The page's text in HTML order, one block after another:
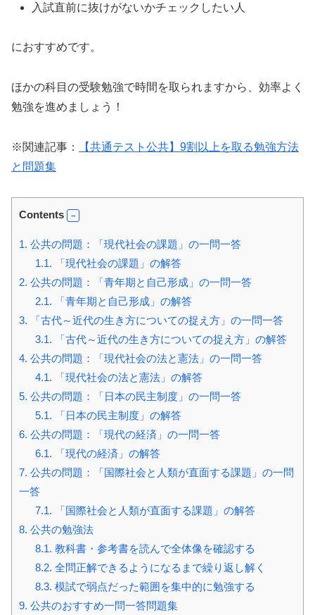
入試直前に抜けがないかチェックしたい人
におすすめです。
ほかの科目の受験勉強で時間を取られますから、効率よく
勉強を進めましょう！
※関連記事：
【共通テスト公共】9割以上を取る勉強方法
と問題集
Contents
1. 公共の問題：「現代社会の課題」の一問一答
1.1. 「現代社会の課題」の解答
2. 公共の問題：「青年期と自己形成」の一問一答
2.1. 「青年期と自己形成」の解答
3. 「古代～近代の生き方についての捉え方」の一問一答
3.1. 「古代～近代の生き方についての捉え方」の解答
4. 公共の問題：「現代社会の法と憲法」の一問一答
4.1. 「現代社会の法と憲法」の解答
5. 公共の問題：「日本の民主制度」の一問一答
5.1. 「日本の民主制度」の解答
6. 公共の問題：「現代の経済」の一問一答
6.1. 「現代の経済」の解答
7. 公共の問題：「国際社会と人類が直面する課題」の一問
一答
7.1. 「国際社会と人類が直面する課題」の解答
8. 公共の勉強法
8.1. 教科書・参考書を読んで全体像を確認する
8.2. 全問正解できるようになるまで繰り返し解く
8.3. 模試で弱点だった範囲を集中的に勉強する
9. 公共のおすすめ一問一答問題集